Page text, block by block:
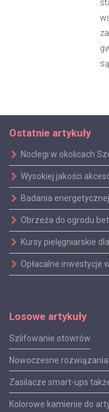
Ostatnie artykuły
Noclegi w okolicach
Wysokiej jakości
Badania
Obrzeża do ogrodu
Kursy pielęgniarskie
Opłacalne inwestycje
Losowe artykuły
Szlifowanie otowrów
Nowoczesne
Zasilacze smart-ups
Kolorowe kamienie do